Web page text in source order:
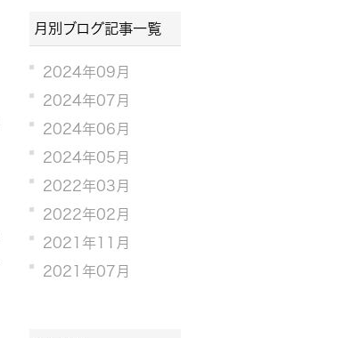
月別ブログ記事一覧
2024年09月
2024年07月
2024年06月
2024年05月
2022年03月
2022年02月
2021年11月
2021年07月